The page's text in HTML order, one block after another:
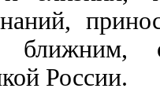
России.